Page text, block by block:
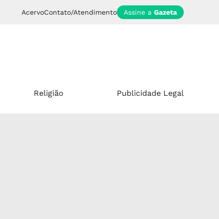
AcervoContato/Atendimento Assine a Gazeta
Religião Publicidade Legal